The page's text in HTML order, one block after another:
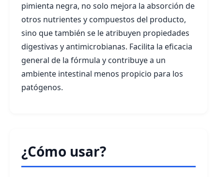
pimienta negra, no solo mejora la absorción de
otros nutrientes y compuestos del producto,
sino que también se le atribuyen propiedades
digestivas y antimicrobianas. Facilita la eficacia
general de la fórmula y contribuye a un
ambiente intestinal menos propicio para los
patógenos.
¿Cómo usar?